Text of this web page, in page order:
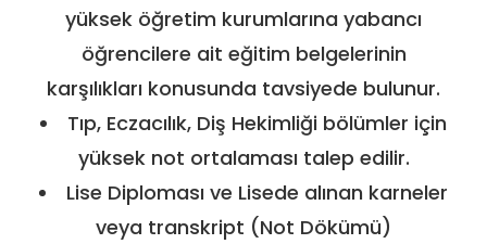
yüksek öğretim kurumlarına yabancı
öğrencilere ait eğitim belgelerinin
karşılıkları konusunda tavsiyede bulunur.
Tıp, Eczacılık, Diş Hekimliği bölümler için
yüksek not ortalaması talep edilir.
Lise Diploması ve Lisede alınan karneler
veya transkript (Not Dökümü)